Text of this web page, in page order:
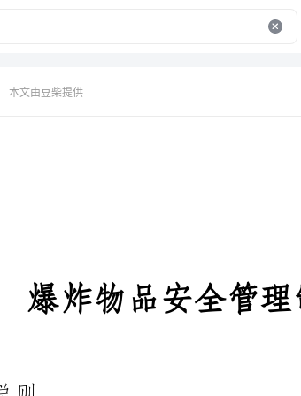
本文由豆柴提供